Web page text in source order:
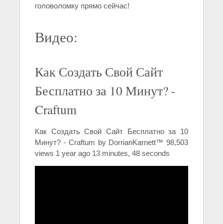
головоломку прямо сейчас!
Видео:
Как Создать Свой Сайт
Бесплатно за 10 Минут? -
Craftum
Как Создать Свой Сайт Бесплатно за 10
Минут? - Craftum by DorrianKarnett™ 98,503
views 1 year ago 13 minutes, 48 seconds